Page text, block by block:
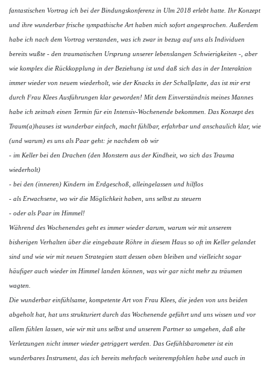
fantastischen Vortrag ich bei der Bindungskonferenz in Ulm 2018 erlebt hatte. Ihr Konzept
und ihre wunderbar frische sympathische Art haben mich sofort angesprochen. Außerdem
habe ich nach dem Vortrag verstanden, was ich zwar in bezug auf uns als Individuen
bereits wußte - den traumatischen Ursprung unserer lebenslangen Schwierigkeiten -, aber
wie komplex die Rückkopplung in der Beziehung ist und daß sich das in der Interaktion
immer wieder von neuem wiederholt, wie der Knacks in der Schallplatte, das ist mir erst
durch Frau Klees Ausführungen klar geworden! Mit dem Einverständnis meines Mannes
habe ich zeitnah einen Termin für ein Intensiv-Wochenende bekommen. Das Konzept des
Traum(a)hauses ist wunderbar einfach, macht fühlbar, erfahrbar und anschaulich klar, wie
(und warum) es uns als Paar geht: je nachdem ob wir
- im Keller bei den Drachen (den Monstern aus der Kindheit, wo sich das Trauma
wiederholt)
- bei den (inneren) Kindern im Erdgeschoß, alleingelassen und hilflos
- als Erwachsene, wo wir die Möglichkeit haben, uns selbst zu steuern
- oder als Paar im Himmel!
Während des Wochenendes geht es immer wieder darum, warum wir mit unserem
bisherigen Verhalten über die eingebaute Röhre in diesem Haus so oft im Keller gelandet
sind und wie wir mit neuen Strategien statt dessen oben bleiben und vielleicht sogar
häufiger auch wieder im Himmel landen können, was wir gar nicht mehr zu träumen
wagten.
Die wunderbar einfühlsame, kompetente Art von Frau Klees, die jeden von uns beiden
abgeholt hat, hat uns strukturiert durch das Wochenende geführt und uns wissen und vor
allem fühlen lassen, wie wir mit uns selbst und unserem Partner so umgehen, daß alte
Verletzungen nicht immer wieder getriggert werden. Das Gefühlsbarometer ist ein
wunderbares Instrument, das ich bereits mehrfach weiterempfohlen habe und auch in